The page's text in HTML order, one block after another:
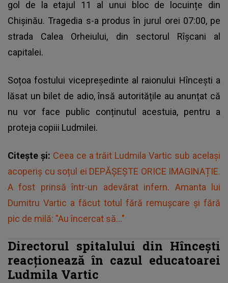
gol de la etajul 11 al unui bloc de locuințe din
Chișinău. Tragedia s-a produs în jurul orei 07:00, pe
strada Calea Orheiului, din sectorul Rîșcani al
capitalei.
Soțoa fostului vicepreședinte al raionului Hîncești a
lăsat un bilet de adio, însă autoritățile au anunțat că
nu vor face public conținutul acestuia, pentru a
proteja copiii Ludmilei.
Citește și: Ceea ce a trăit Ludmila Vartic sub același
acoperiș cu soțul ei DEPĂȘEȘTE ORICE IMAGINAȚIE.
A fost prinsă într-un adevărat infern. Amanta lui
Dumitru Vartic a făcut totul fără remușcare și fără
pic de milă: "Au încercat să..."
Directorul spitalului din Hîncești
reacționează în cazul educatoarei
Ludmila Vartic